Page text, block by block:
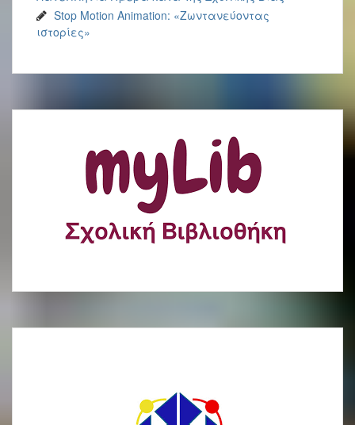
Stop Motion Animation: «Ζωντανεύοντας
ιστορίες»